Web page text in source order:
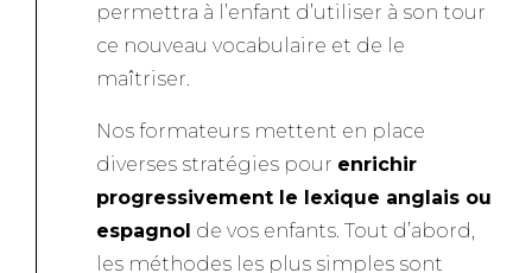
permettra à l’enfant d’utiliser à son tour
ce nouveau vocabulaire et de le
maîtriser.
Nos formateurs mettent en place
diverses stratégies pour enrichir
progressivement le lexique anglais ou
espagnol de vos enfants. Tout d’abord,
les méthodes les plus simples sont